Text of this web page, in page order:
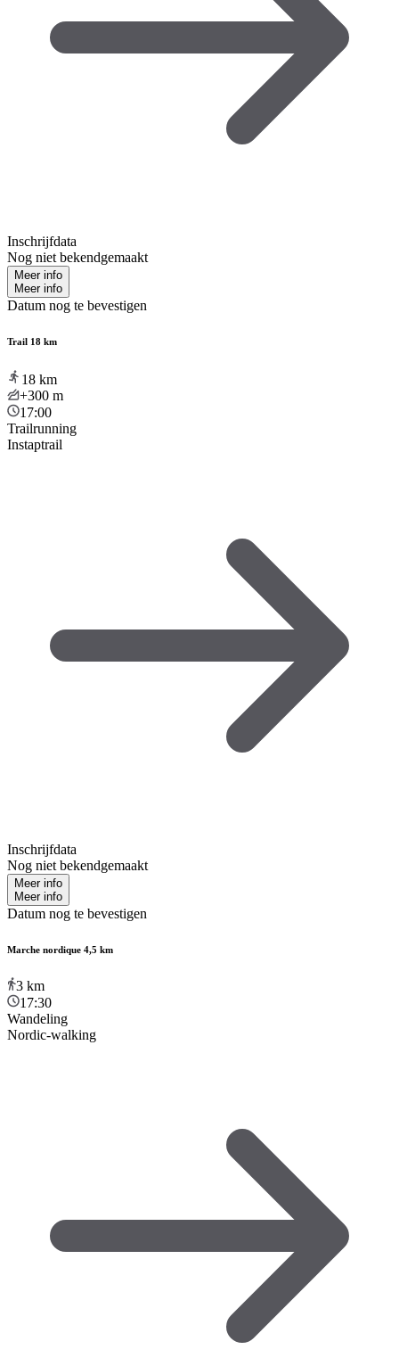
Inschrijfdata
Nog niet bekendgemaakt
Meer info
Meer info
Datum nog te bevestigen
Trail 18 km
18 km
+300 m
17:00
Trailrunning
Instaptrail
Inschrijfdata
Nog niet bekendgemaakt
Meer info
Meer info
Datum nog te bevestigen
Marche nordique 4,5 km
3 km
17:30
Wandeling
Nordic-walking